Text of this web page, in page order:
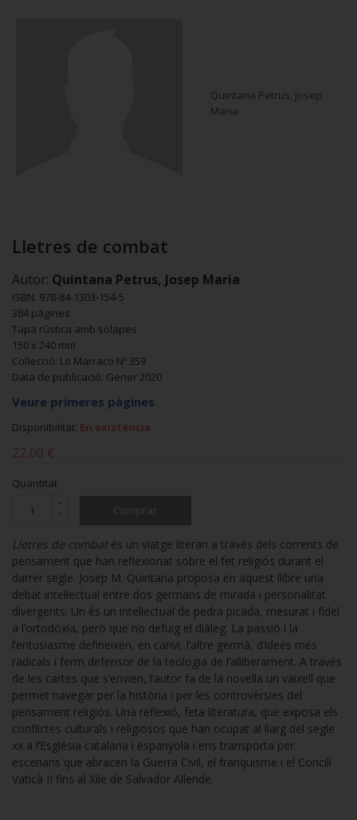
Quintana Petrus, Josep
Maria
Lletres de combat
Autor: Quintana Petrus, Josep Maria
ISBN: 978-84-1303-154-5
384 pàgines
Tapa rústica amb solapes
150 x 240 mm
Col·lecció: Lo Marraco Nº 359
Data de publicació: Gener 2020
Veure primeres pàgines
Disponibilitat: En existència
22,00 €
Quantitat
Lletres de combat és un viatge literari a través dels corrents de
pensament que han reflexionat sobre el fet religiós durant el
darrer segle. Josep M. Quintana proposa en aquest llibre una
debat intel·lectual entre dos germans de mirada i personalitat
divergents. Un és un intel·lectual de pedra picada, mesurat i fidel
a l’ortodòxia, però que no defuig el diàleg. La passió i la
l’entusiasme defineixen, en canvi, l’altre germà, d’idees més
radicals i ferm defensor de la teologia de l’alliberament. A través
de les cartes que s’envien, l’autor fa de la novel·la un vaixell que
permet navegar per la història i per les controvèrsies del
pensament religiós. Una reflexió, feta literatura, que exposa els
conflictes culturals i religiosos que han ocupat al llarg del segle
xx a l’Església catalana i espanyola i ens transporta per
escenaris que abracen la Guerra Civil, el franquisme i el Concili
Vaticà II fins al Xile de Salvador Allende.